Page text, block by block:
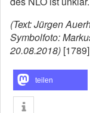
(Text: Jürgen
Symbolfoto:
20.08.2018) [1789]
teilen